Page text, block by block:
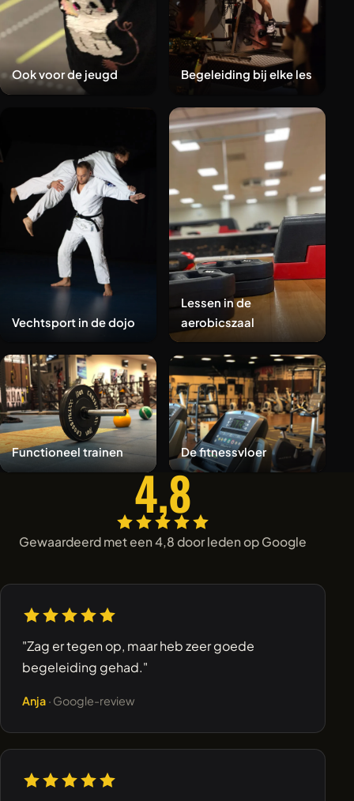
Ook voor de jeugd Begeleiding bij elke les
Vechtsport in de dojo
Lessen in de
aerobicszaal
Functioneel trainen De fitnessvloer
4,8
Gewaardeerd met een 4,8 door leden op Google
"Zag er tegen op, maar heb zeer goede
begeleiding gehad."
Anja · Google-review